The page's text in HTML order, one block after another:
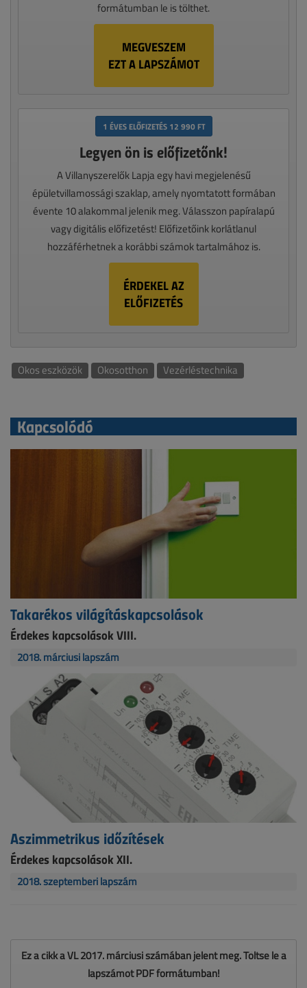
formátumban le is tölthet.
MEGVESZEM
EZT A LAPSZÁMOT
1 ÉVES ELŐFIZETÉS 12 990 FT
Legyen ön is előfizetőnk!
A Villanyszerelők Lapja egy havi megjelenésű
épületvillamossági szaklap, amely nyomtatott formában
évente 10 alakommal jelenik meg. Válasszon papíralapú
vagy digitális előfizetést! Előfizetőink korlátlanul
hozzáférhetnek a korábbi számok tartalmához is.
ÉRDEKEL AZ
ELŐFIZETÉS
Okos eszközök Okosotthon Vezérléstechnika
Kapcsolódó
Takarékos világításkapcsolások
Érdekes kapcsolások VIII.
2018. márciusi lapszám
Aszimmetrikus időzítések
Érdekes kapcsolások XII.
2018. szeptemberi lapszám
Ez a cikk a VL 2017. márciusi számában jelent meg. Töltse le a
lapszámot PDF formátumban!